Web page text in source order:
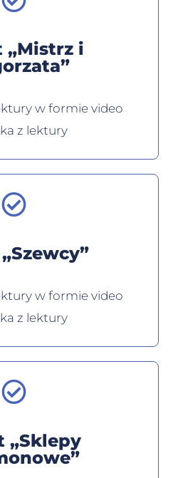
„Mistrz i
w formie video
z lektury
w formie video
z lektury
„Sklepy